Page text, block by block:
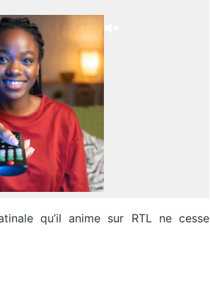
qu’il anime sur RTL ne cesse